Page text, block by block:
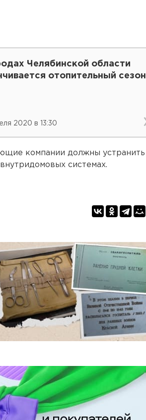
Челябинской области
отопительный сезон
2020 в 13:30
компании должны устранить
системах.